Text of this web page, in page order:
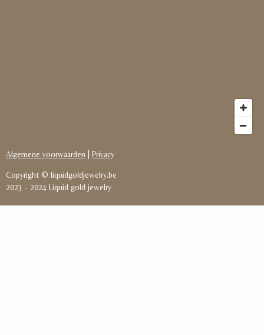
Algemene voorwaarden Privacy
Copyright © liquidgoldjewelry.be
2023 - 2024 Liquid gold jewelry